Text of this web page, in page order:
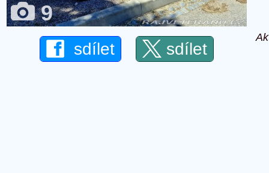
9
sdílet sdílet